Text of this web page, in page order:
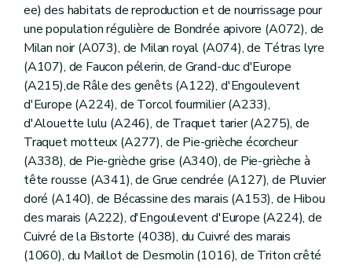
ee) des habitats de reproduction et de nourrissage pour
une population régulière de Bondrée apivore (A072), de
Milan noir (A073), de Milan royal (A074), de Tétras lyre
(A107), de Faucon pélerin, de Grand-duc d'Europe
(A215),de Râle des genêts (A122), d'Engoulevent
d'Europe (A224), de Torcol fourmilier (A233),
d'Alouette lulu (A246), de Traquet tarier (A275), de
Traquet motteux (A277), de Pie-grièche écorcheur
(A338), de Pie-grièche grise (A340), de Pie-grièche à
tête rousse (A341), de Grue cendrée (A127), de Pluvier
doré (A140), de Bécassine des marais (A153), de Hibou
des marais (A222), d'Engoulevent d'Europe (A224), de
Cuivré de la Bistorte (4038), du Cuivré des marais
(1060), du Maillot de Desmolin (1016), de Triton crêté